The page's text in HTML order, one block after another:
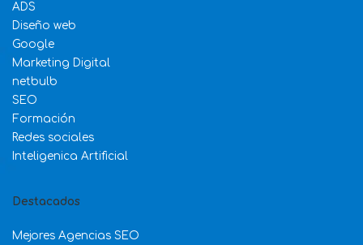
ADS
Diseño web
Google
Marketing Digital
netbulb
SEO
Formación
Redes sociales
Inteligenica Artificial
Destacados
Mejores Agencias SEO